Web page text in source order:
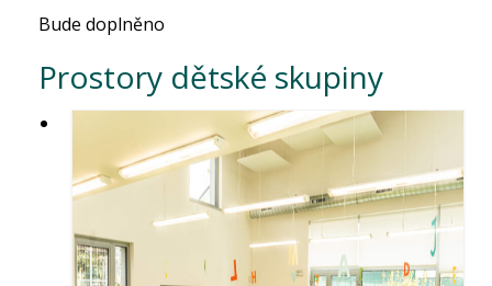
Bude doplněno
Prostory dětské skupiny